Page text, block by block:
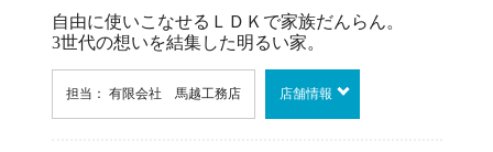
自由に使いこなせるＬＤＫで家族だんらん。
3世代の想いを結集した明るい家。
担当： 有限会社 馬越工務店 店舗情報